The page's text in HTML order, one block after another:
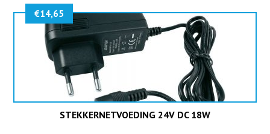
STEKKERNETVOEDING 24V DC 18W
€14,65